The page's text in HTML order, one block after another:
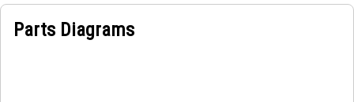
Parts Diagrams